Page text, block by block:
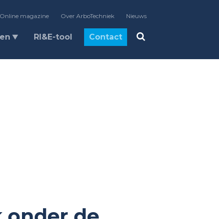
Online magazine Over ArboTechniek Nieuws
RI&E-tool Contact